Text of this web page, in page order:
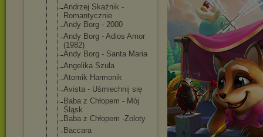
Andrzej Skażnik -
Romantycznie
Andy Borg - 2000
Andy Borg - Adios Amor
(1982)
Andy Borg - Santa Maria
Angelika Szula
Atomik Harmonik
Avista - Uśmiechnij się
Baba z Chłopem - Mój
Śląsk
Baba z Chłopem -Zoloty
Baccara